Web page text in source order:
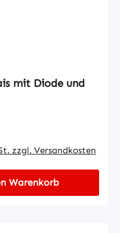
zzgl. Versandkosten
Warenkorb